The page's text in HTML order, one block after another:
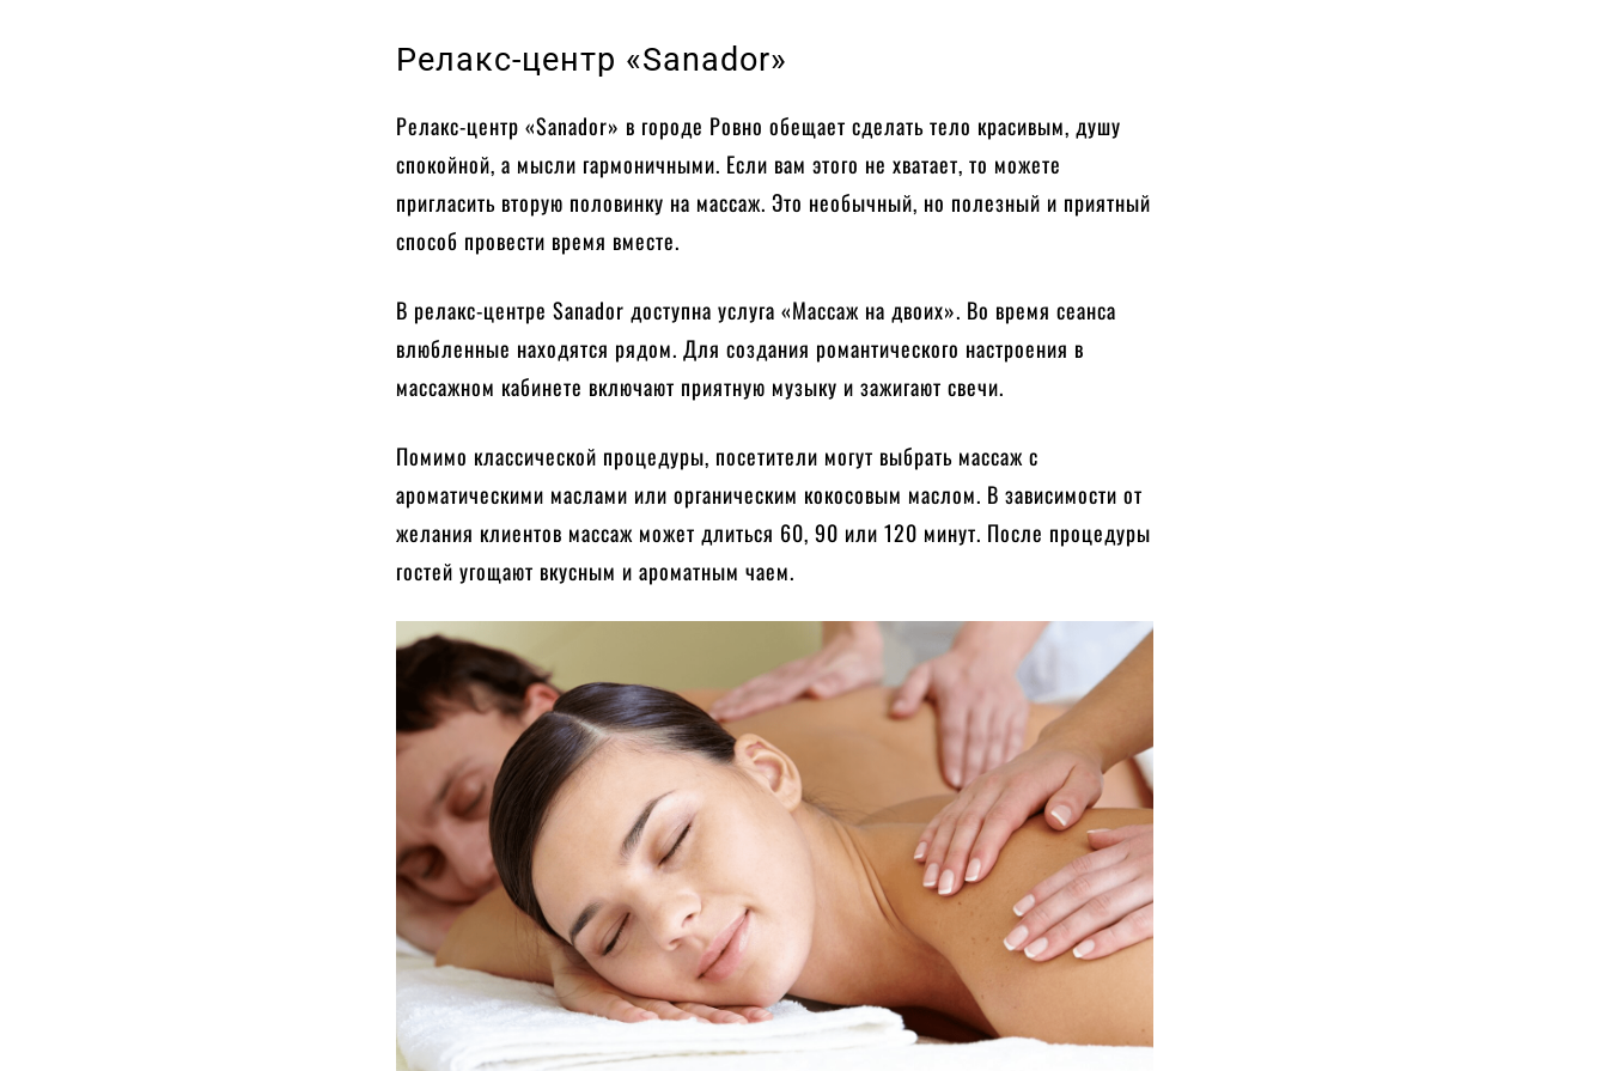
Релакс-центр «Sanador»
Релакс-центр «Sanador» в городе Ровно обещает сделать тело красивым, душу
спокойной, а мысли гармоничными. Если вам этого не хватает, то можете
пригласить вторую половинку на массаж. Это необычный, но полезный и приятный
способ провести время вместе.
В релакс-центре Sanador доступна услуга «Массаж на двоих». Во время сеанса
влюбленные находятся рядом. Для создания романтического настроения в
массажном кабинете включают приятную музыку и зажигают свечи.
Помимо классической процедуры, посетители могут выбрать массаж с
ароматическими маслами или органическим кокосовым маслом. В зависимости от
желания клиентов массаж может длиться 60, 90 или 120 минут. После процедуры
гостей угощают вкусным и ароматным чаем.